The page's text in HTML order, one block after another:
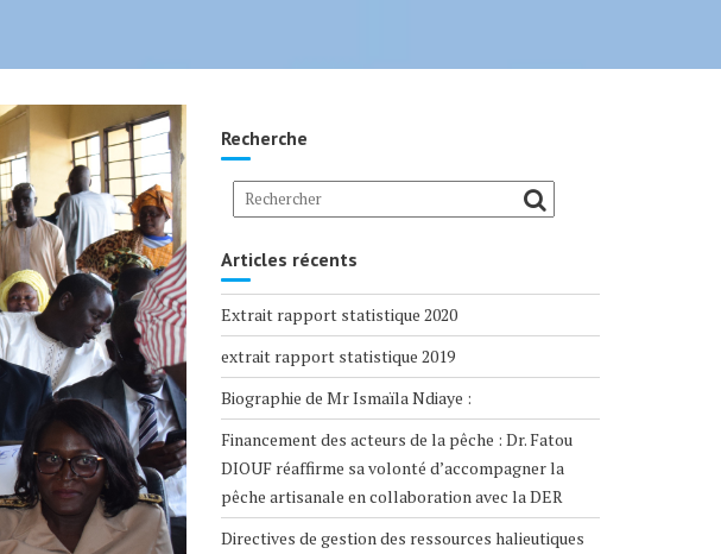
Recherche
Articles récents
Extrait rapport statistique 2020
extrait rapport statistique 2019
Biographie de Mr Ismaïla Ndiaye :
Financement des acteurs de la pêche : Dr. Fatou
DIOUF réaffirme sa volonté d’accompagner la
pêche artisanale en collaboration avec la DER
Directives de gestion des ressources halieutiques